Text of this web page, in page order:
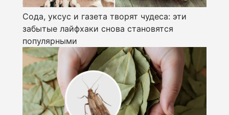
Сода, уксус и газета творят чудеса: эти
забытые лайфхаки снова становятся
популярными